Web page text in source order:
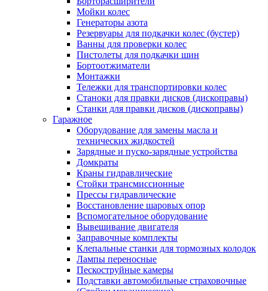
Мойки колес
Генераторы азота
Резервуары для подкачки колес (бустер)
Ванны для проверки колес
Пистолеты для подкачки шин
Бортоотжиматели
Монтажки
Тележки для транспортировки колес
Станоки для правки дисков (дископравы)
Станки для правки дисков (дископравы)
Гаражное
Оборудование для замены масла и
технических жидкостей
Зарядные и пуско-зарядные устройства
Домкраты
Краны гидравлические
Стойки трансмиссионные
Прессы гидравлические
Восстановление шаровых опор
Вспомогательное оборудование
Вывешивание двигателя
Заправочные комплекты
Клепальные станки для тормозных колодок
Лампы переносные
Пескоструйные камеры
Подставки автомобильные страховочные